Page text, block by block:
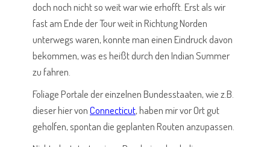
doch noch nicht so weit war wie erhofft. Erst als wir
fast am Ende der Tour weit in Richtung Norden
unterwegs waren, konnte man einen Eindruck davon
bekommen, was es heißt durch den Indian Summer
zu fahren.
Foliage Portale der einzelnen Bundesstaaten, wie z.B.
dieser hier vonConnecticut,haben mir vor Ort gut
geholfen, spontan die geplanten Routen anzupassen.